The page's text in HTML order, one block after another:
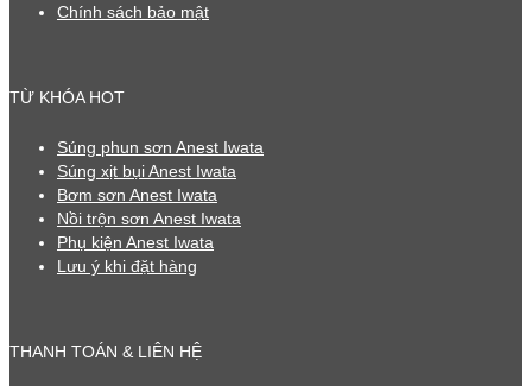
Chính sách bảo mật
TỪ KHÓA HOT
Súng phun sơn Anest Iwata
Súng xịt bụi Anest Iwata
Bơm sơn Anest Iwata
Nồi trộn sơn Anest Iwata
Phụ kiện Anest Iwata
Lưu ý khi đặt hàng
THANH TOÁN & LIÊN HỆ